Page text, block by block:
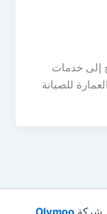
إلى خدمات
للصيانة